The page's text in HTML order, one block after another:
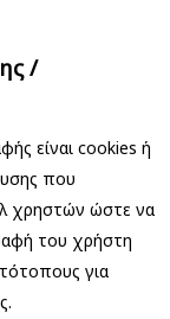
/
είναι cookies ή
που
χρηστών ώστε να
του χρήστη
για